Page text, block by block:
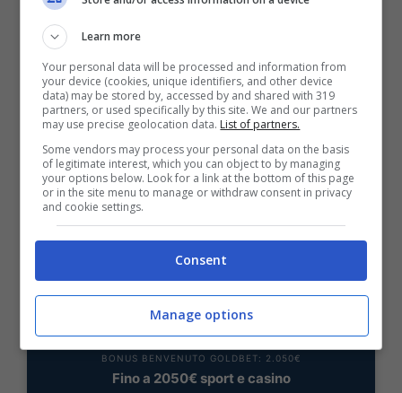
BONUS SPORTBET: 100€ SUBITO
rimborso
Bonus 50€ senza deposito sport + fino a 50€ di
bonus rimborso sul primo deposito
200€
VERIFICA
Mostra Informazioni
BONUS BENVENUTO GOLDBET: 2.050€
Fino a 2050€ sport e casino
Learn more
Your personal data will be processed and information from
your device (cookies, unique identifiers, and other device
data) may be stored by, accessed by and shared with 319
partners, or used specifically by this site. We and our partners
may use precise geolocation data. List of partners.
Some vendors may process your personal data on the basis
of legitimate interest, which you can object to by managing
your options below. Look for a link at the bottom of this page
or in the site menu to manage or withdraw consent in privacy
and cookie settings.
Consent
Manage options